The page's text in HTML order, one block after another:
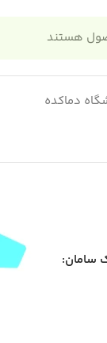
هستند
دماکده
سامان: